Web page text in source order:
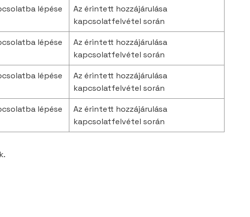
lépése
Az érintett hozzájárulása
kapcsolatfelvétel során
lépése
Az érintett hozzájárulása
kapcsolatfelvétel során
lépése
Az érintett hozzájárulása
kapcsolatfelvétel során
lépése
Az érintett hozzájárulása
kapcsolatfelvétel során